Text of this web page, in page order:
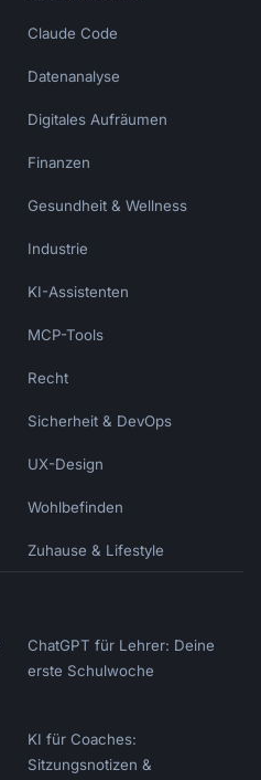
Claude Code
Datenanalyse
Digitales Aufräumen
Finanzen
Gesundheit & Wellness
Industrie
KI-Assistenten
MCP-Tools
Recht
Sicherheit & DevOps
UX-Design
Wohlbefinden
Zuhause & Lifestyle
ChatGPT für Lehrer: Deine
erste Schulwoche
KI für Coaches:
Sitzungsnotizen &